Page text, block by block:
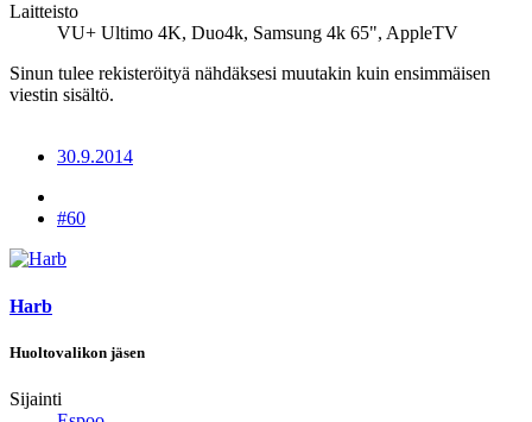
Laitteisto
VU+ Ultimo 4K, Duo4k, Samsung 4k 65", AppleTV
Sinun tulee rekisteröityä nähdäksesi muutakin kuin ensimmäisen
viestin sisältö.
30.9.2014
#60
Harb
Huoltovalikon jäsen
Sijainti